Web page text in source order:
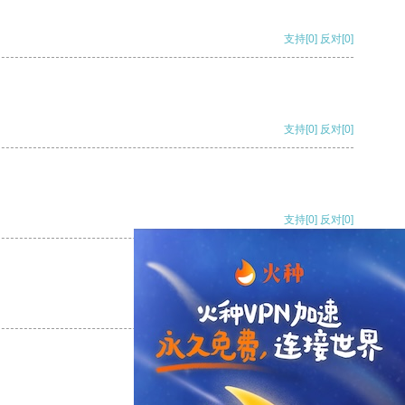
支持[0] 反对[0]
支持[0] 反对[0]
支持[0] 反对[0]
支持[0] 反对
支持